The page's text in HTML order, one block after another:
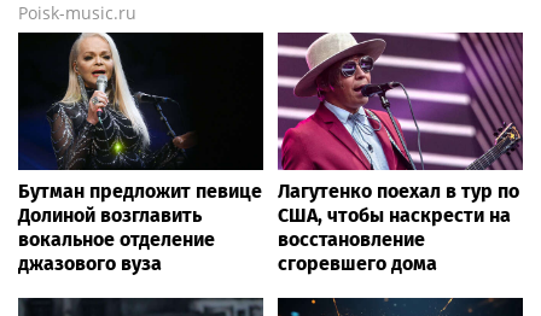
Poisk-music.ru
Бутман предложит певице
Долиной возглавить
вокальное отделение
джазового вуза
Лагутенко поехал в тур по
США, чтобы наскрести на
восстановление
сгоревшего дома